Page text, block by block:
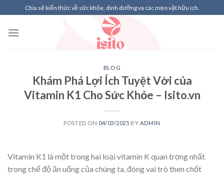
to
content
Chia sẻ kiến thức về sức khỏe, dinh dưỡng và các mẹo vặt hữu ích.
BLOG
Khám Phá Lợi Ích Tuyệt Vời của
Vitamin K1 Cho Sức Khỏe – Isito.vn
POSTED ON 04/03/2025 BY ADMIN
Vitamin K1 là một trong hai loại vitamin K quan trọng nhất
trong chế độ ăn uống của chúng ta, đóng vai trò then chốt